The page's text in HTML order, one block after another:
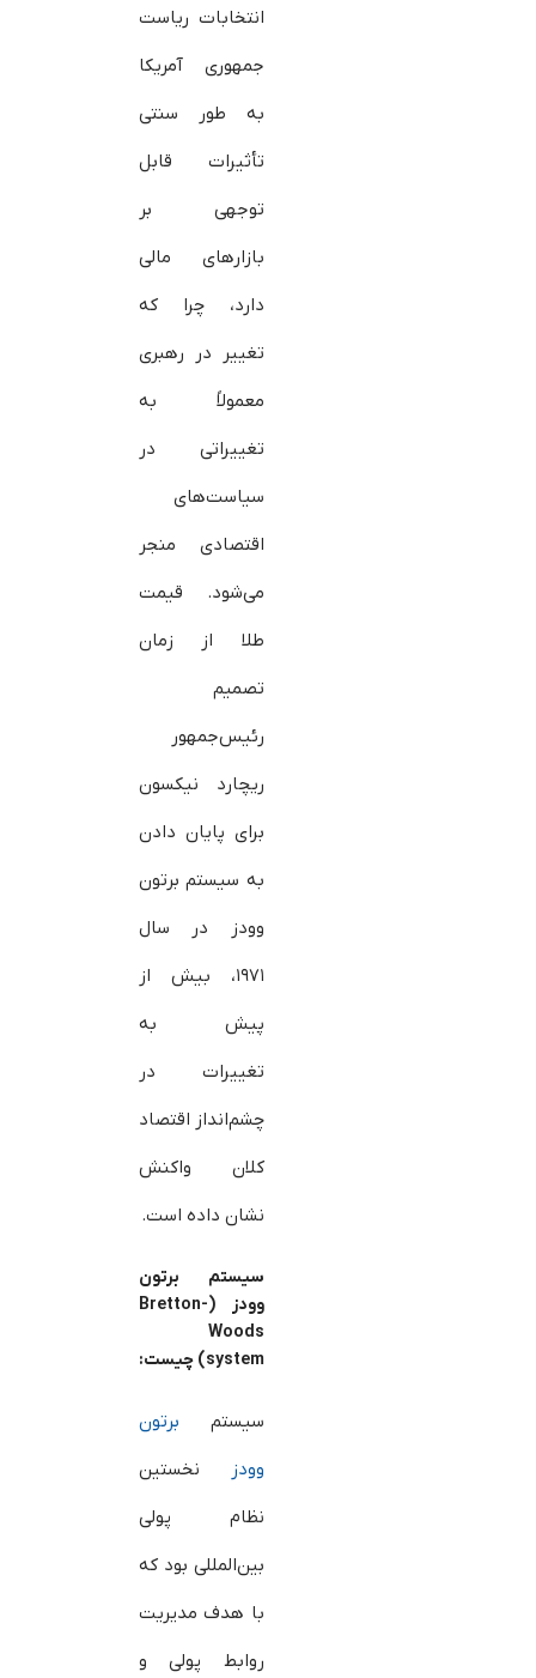
انتخابات ریاست
جمهوری آمریکا
به طور سنتی
تأثیرات قابل
توجهی بر
بازارهای مالی
دارد، چرا که
تغییر در رهبری
معمولاً به
تغییراتی در
سیاست‌های
اقتصادی منجر
می‌شود. قیمت
طلا از زمان
تصمیم
رئیس‌جمهور
ریچارد نیکسون
برای پایان دادن
به سیستم برتون
وودز در سال
۱۹۷۱، بیش از
پیش به
تغییرات در
چشم‌انداز اقتصاد
کلان واکنش
نشان داده است.
سیستم برتون
وودز (Bretton-
Woods
system) چیست:
سیستم برتون
وودز
نخستین
نظام پولی
بین‌المللی بود که
با هدف مدیریت
روابط پولی و